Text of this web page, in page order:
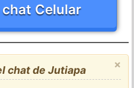
Celular
×
chat de Jutiapa